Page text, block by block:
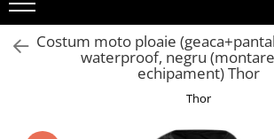
Echipament Strada
Casti
Camasi
Costum moto ploaie
waterproof, negru
echipament) Thor
Thor